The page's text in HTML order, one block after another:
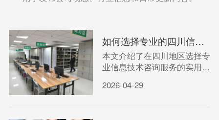
如何选择专业的四川信息技术咨询服务？
本文介绍了在四川地区选择专
业信息技术咨询服务的实用方
合作伙伴。
2026-04-29